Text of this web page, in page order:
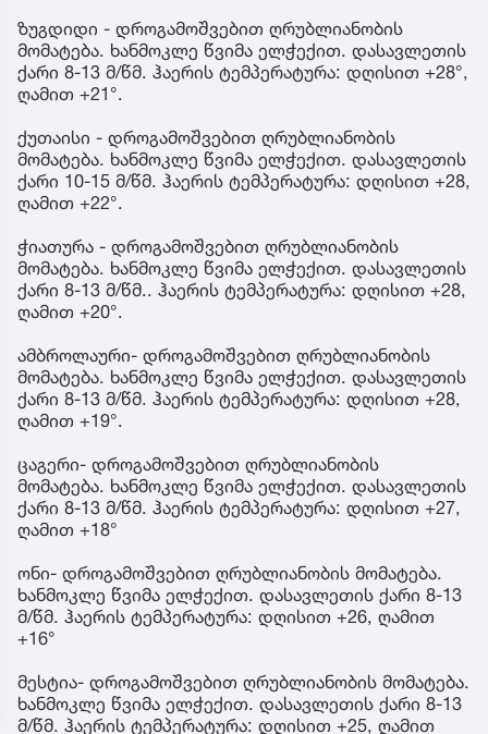
ზუგდიდი - დროგამოშვებით ღრუბლიანობის
მომატება. ხანმოკლე წვიმა ელჭექით. დასავლეთის
ქარი 8-13 მ/წმ. ჰაერის ტემპერატურა: დღისით +28°,
ღამით +21°.
ქუთაისი - დროგამოშვებით ღრუბლიანობის
მომატება. ხანმოკლე წვიმა ელჭექით. დასავლეთის
ქარი 10-15 მ/წმ. ჰაერის ტემპერატურა: დღისით +28,
ღამით +22°.
ჭიათურა - დროგამოშვებით ღრუბლიანობის
მომატება. ხანმოკლე წვიმა ელჭექით. დასავლეთის
ქარი 8-13 მ/წმ.. ჰაერის ტემპერატურა: დღისით +28,
ღამით +20°.
ამბროლაური- დროგამოშვებით ღრუბლიანობის
მომატება. ხანმოკლე წვიმა ელჭექით. დასავლეთის
ქარი 8-13 მ/წმ. ჰაერის ტემპერატურა: დღისით +28,
ღამით +19°.
ცაგერი- დროგამოშვებით ღრუბლიანობის
მომატება. ხანმოკლე წვიმა ელჭექით. დასავლეთის
ქარი 8-13 მ/წმ. ჰაერის ტემპერატურა: დღისით +27,
ღამით +18°
ონი- დროგამოშვებით ღრუბლიანობის მომატება.
ხანმოკლე წვიმა ელჭექით. დასავლეთის ქარი 8-13
მ/წმ. ჰაერის ტემპერატურა: დღისით +26, ღამით
+16°
მესტია- დროგამოშვებით ღრუბლიანობის მომატება.
ხანმოკლე წვიმა ელჭექით. დასავლეთის ქარი 8-13
მ/წმ. ჰაერის ტემპერატურა: დღისით +25, ღამით